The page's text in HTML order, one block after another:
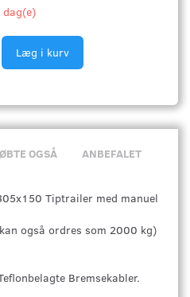
Læg i kurv
OGSÅ ANBEFALET
Tiptrailer med manuel
også ordres som 2000 kg)
Bremsekabler.